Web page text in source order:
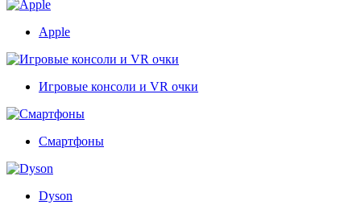
Apple
Игровые консоли и VR очки
Смартфоны
Dyson